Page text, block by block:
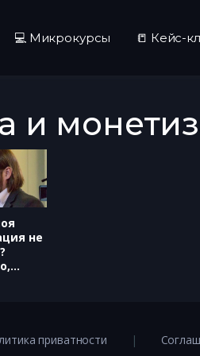
💻 Микрокурсы 📒 Кейс-
и
не
приватности